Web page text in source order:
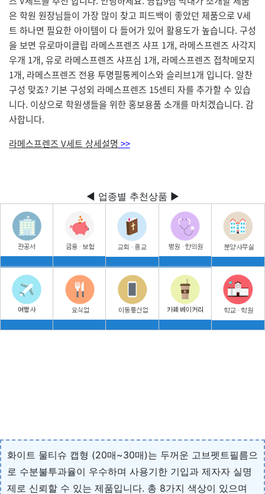
은 학원 원장님들이 가장 많이 찾고 피드백이 좋았던 제품으로 V세
트 하나면 필요한 아이템이 다 들어가 있어 활용도가 높습니다. 구성
을 보면 유로마이클립 라메스프렌즈 샤프 1개, 라메스프렌즈 사각지
우개 1개, 유로 라메스프렌즈 샤프심 1개, 라메스프렌즈 접착메모지
1개, 라메스프렌즈 전용 투명필통케이스와 슬리브1개 입니다. 알찬
구성 맞죠? 기본 구성외 라메스프렌즈 15센티 자를 추가할 수 있습
니다. 이상으로 학원생들을 위한 홍보용품 소개를 마치겠습니다. 감
사합니다.
라메스프렌즈 V세트 상세설명 >>
◀ 업종별 추천상품 ▶
화이트 물티슈 캡형 (20매~30매)는 두꺼운 고브펫트필름으
로 수분불투과율이 우수하며 사용기한 기입과 제자자 실명
제로 신뢰할 수 있는 제품입니다. 총 8가지 색상이 있으며